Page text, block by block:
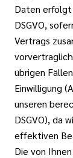
Daten erfolgt
DSGVO,
Vertrags
übrigen
Einwilligung
unseren
DSGVO), da
effektiven
Die von